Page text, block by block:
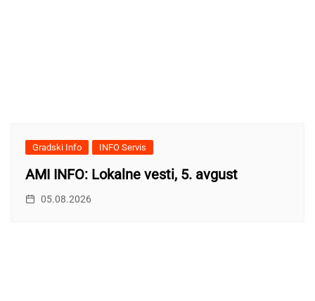
Gradski Info INFO Servis
AMI INFO: Lokalne vesti, 5. avgust
05.08.2026